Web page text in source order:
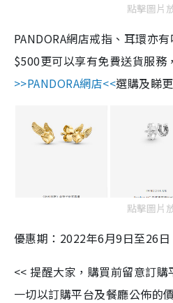
點擊圖片
PANDORA網店戒指、耳環亦
$500更可以享有免費送貨服務
>>PANDORA網店<<選購及睇
點擊圖片
優惠期：2022年6月9日至26日
<< 提醒大家，購買前留意訂購
一切以訂購平台及餐廳公佈的